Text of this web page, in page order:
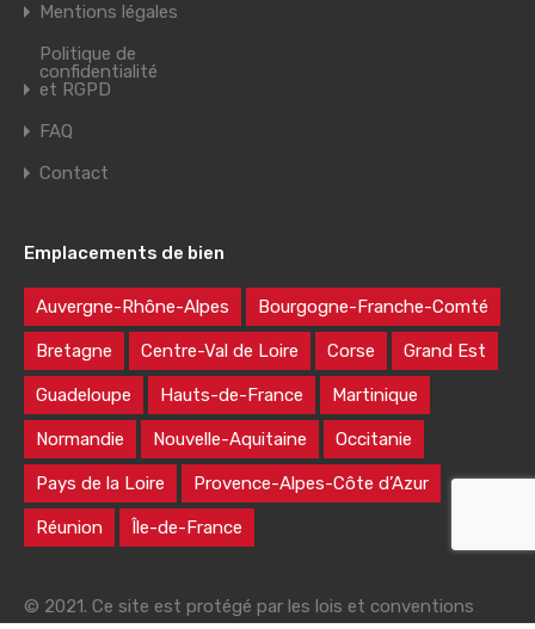
Mentions légales
Politique de
confidentialité
et RGPD
FAQ
Contact
Emplacements de bien
Auvergne-Rhône-Alpes Bourgogne-Franche-Comté
Bretagne Centre-Val de Loire Corse Grand Est
Guadeloupe Hauts-de-France Martinique
Normandie Nouvelle-Aquitaine Occitanie
Pays de la Loire Provence-Alpes-Côte d’Azur
Réunion Île-de-France
© 2021. Ce site est protégé par les lois et conventions